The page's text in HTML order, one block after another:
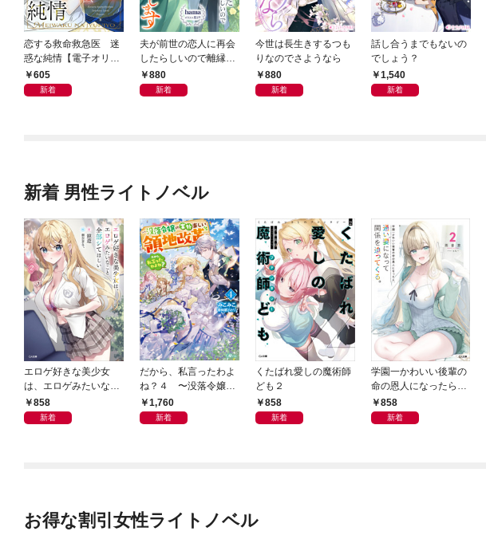
恋する救命救急医 迷
惑な純情【電子オリジ
ナル】
605
新着
夫が前世の恋人に再会
したらしいので離縁し
ます880
新着
今世は長生きするつも
りなのでさようなら
880
新着
話し合うまでもないの
でしょう？
1,540
新着
新着 男性ライトノベル
エロゲ好きな美少女
は、エロゲみたいなこ
と全部シてほしい２
【電子ＳＳ特典付き】
858
新着
だから、私言ったわよ
ね？４ 〜没落令嬢の
案外楽しい領地改革〜
1,760
新着
くたばれ愛しの魔術師
ども２
858
新着
学園一かわいい後輩の
命の恩人になったら、
通い妻になって関係を
迫ってくる。２
858
新着
お得な割引女性ライトノベル